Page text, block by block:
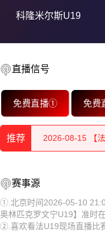
科隆米尔斯U19
直播信号
免费直播① 免费
推荐
2026-08-15 【
2026-08-15 【
2026-08-15 【
U19
2026-08-15 【
赛事源
①.北京时间2026-05-10
奥林匹克罗文宁U19】准时
②.喜欢看法U19现场直播比